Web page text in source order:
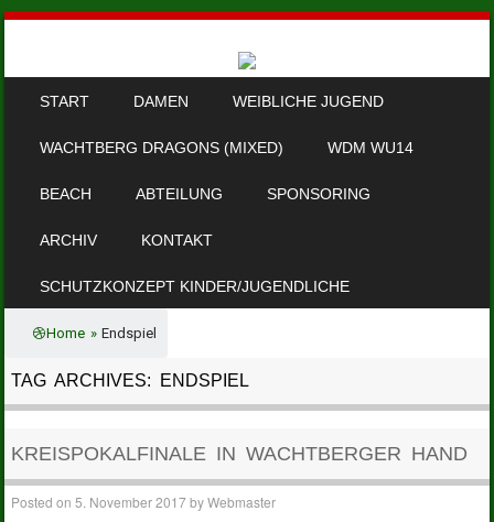
START DAMEN WEIBLICHE JUGEND
WACHTBERG DRAGONS (MIXED) WDM WU14
BEACH ABTEILUNG SPONSORING
ARCHIV KONTAKT
SCHUTZKONZEPT KINDER/JUGENDLICHE
Home » Endspiel
TAG ARCHIVES: ENDSPIEL
KREISPOKALFINALE IN WACHTBERGER HAND
Posted on5. November 2017byWebmaster